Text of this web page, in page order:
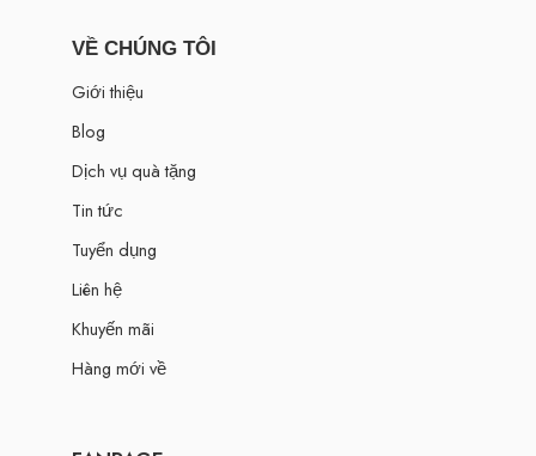
VỀ CHÚNG TÔI
Giới thiệu
Blog
Dịch vụ quà tặng
Tin tức
Tuyển dụng
Liên hệ
Khuyến mãi
Hàng mới về